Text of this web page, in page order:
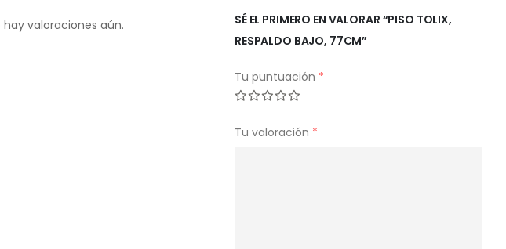
hay valoraciones aún.
SÉ EL PRIMERO EN VALORAR “PISO TOLIX,
RESPALDO BAJO, 77CM”
Tu puntuación *
Tu valoración *